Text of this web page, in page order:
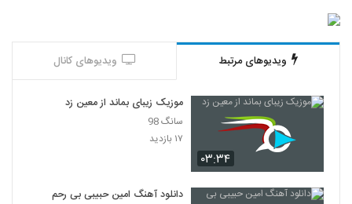
2119
(Shahram Zandi To Bargashti)
2120 زنگ زنگ
2121
آهنگ سیاوش پالاهنگ بنام بارون
۵۲۲ بازدید
ویدیوهای مرتبط ویدیوهای کانال
۰۳:۳۴
موزیک زیبای بماند از معین زد
سانگ 98
۱۷ بازدید
دانلود آهنگ امین حبیبی بی رحم